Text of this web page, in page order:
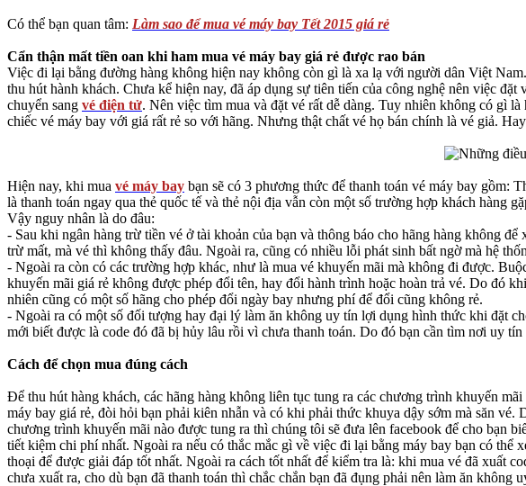
Có thể bạn quan tâm: Làm sao để mua vé máy bay Tết 2015 giá rẻ
Cẩn thận mất tiền oan khi ham mua vé máy bay giá rẻ được rao bán
Việc đi lại bằng đường hàng không hiện nay không còn gì là xa lạ với người dân Việt
thu hút hành khách. Chưa kể hiện nay, đã áp dụng sự tiên tiến của công nghệ nên việc
chuyển sang vé điện tử. Nên việc tìm mua và đặt vé rất dễ dàng. Tuy nhiên không có gì
chiếc vé máy bay với giá rất rẻ so với hãng. Nhưng thật chất vé họ bán chính là vé giả.
Hiện nay, khi mua vé máy bay bạn sẽ có 3 phương thức để thanh toán vé máy bay gồm:
là thanh toán ngay qua thẻ quốc tế và thẻ nội địa vẫn còn một số trường hợp khách hàng
Vậy nguy nhân là do đâu:
- Sau khi ngân hàng trừ tiền vé ở tài khoản của bạn và thông báo cho hãng hàng không
trừ mất, mà vé thì không thấy đâu. Ngoài ra, cũng có nhiều lỗi phát sinh bất ngờ mà hệ
- Ngoài ra còn có các trường hợp khác, như là mua vé khuyến mãi mà không đi được.
khuyến mãi giá rẻ không được phép đổi tên, hay đổi hành trình hoặc hoàn trả vé. Do đó
nhiên cũng có một số hãng cho phép đổi ngày bay nhưng phí để đổi cũng không rẻ.
- Ngoài ra có một số đối tượng hay đại lý làm ăn không uy tín lợi dụng hình thức khi đặt
mới biết được là code đó đã bị hủy lâu rồi vì chưa thanh toán. Do đó bạn cần tìm nơi uy
Cách để chọn mua đúng cách
Để thu hút hàng khách, các hãng hàng không liên tục tung ra các chương trình khuyến
máy bay giá rẻ, đòi hỏi bạn phải kiên nhẫn và có khi phải thức khuya dậy sớm mà săn
chương trình khuyến mãi nào được tung ra thì chúng tôi sẽ đưa lên facebook để cho bạn
tiết kiệm chi phí nhất. Ngoài ra nếu có thắc mắc gì về việc đi lại bằng máy bay bạn có
thoại để được giải đáp tốt nhất. Ngoài ra cách tốt nhất để kiểm tra là: khi mua vé đã xuất
chưa xuất ra, cho dù bạn đã thanh toán thì chắc chắn bạn đã đụng phải nên làm ăn không